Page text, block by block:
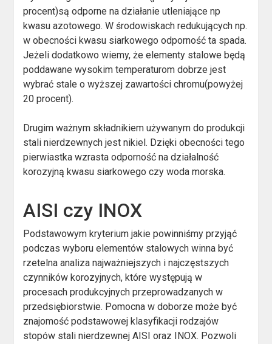
procent)są odporne na działanie utleniające np
kwasu azotowego. W środowiskach redukujących np.
w obecności kwasu siarkowego odporność ta spada.
Jeżeli dodatkowo wiemy, że elementy stalowe będą
poddawane wysokim temperaturom dobrze jest
wybrać stale o wyższej zawartości chromu(powyżej
20 procent).
Drugim ważnym składnikiem używanym do produkcji
stali nierdzewnych jest nikiel. Dzięki obecności tego
pierwiastka wzrasta odporność na działalność
korozyjną kwasu siarkowego czy woda morska.
AISI czy INOX
Podstawowym kryterium jakie powinniśmy przyjąć
podczas wyboru elementów stalowych winna być
rzetelna analiza najważniejszych i najczęstszych
czynników korozyjnych, które występują w
procesach produkcyjnych przeprowadzanych w
przedsiębiorstwie. Pomocna w doborze może być
znajomość podstawowej klasyfikacji rodzajów
stopów stali nierdzewnej AISI oraz INOX. Pozwoli